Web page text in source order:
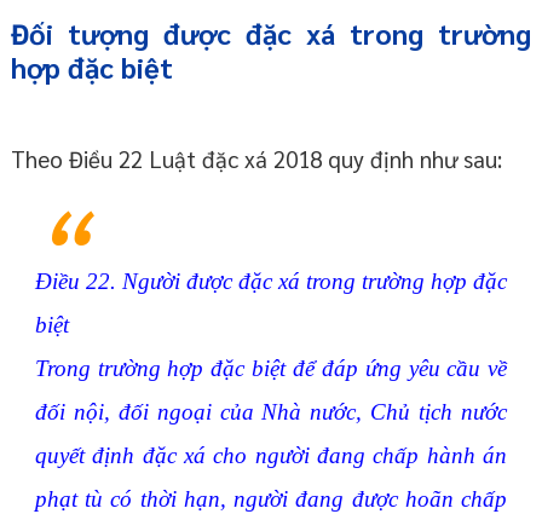
Đối tượng được đặc xá trong trường
hợp đặc biệt
Theo Điều 22 Luật đặc xá 2018 quy định như sau:
Điều 22. Người được đặc xá trong trường hợp đặc
biệt
Trong trường hợp đặc biệt để đáp ứng yêu cầu về
đối nội, đối ngoại của Nhà nước, Chủ tịch nước
quyết định đặc xá cho người đang chấp hành án
phạt tù có thời hạn, người đang được hoãn chấp